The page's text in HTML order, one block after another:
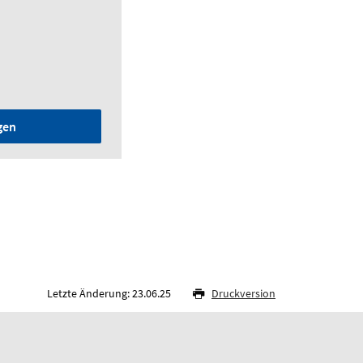
Letzte Änderung: 23.06.25 Druckversion